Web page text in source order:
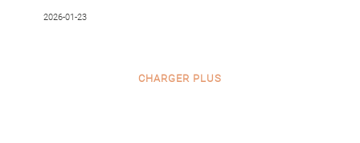
2026-01-23
CHARGER PLUS